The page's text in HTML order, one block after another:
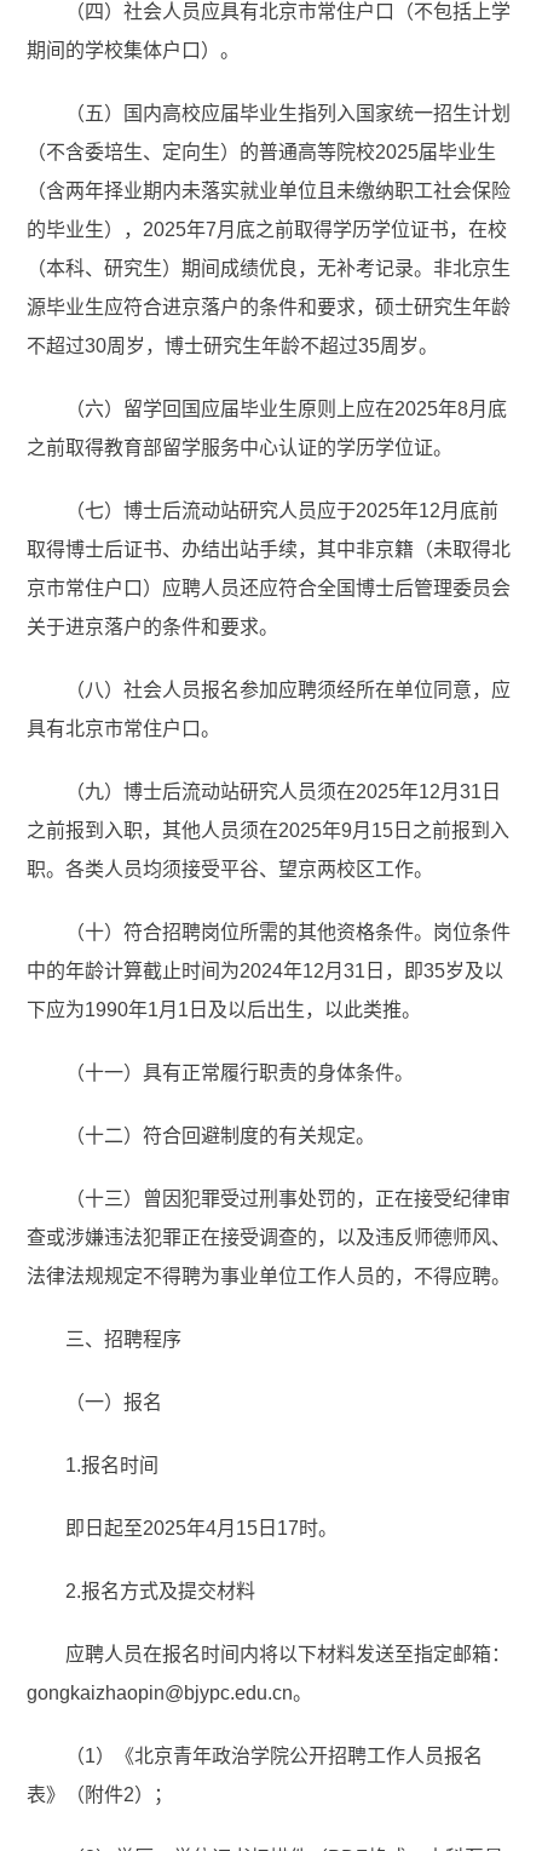
（四）社会人员应具有北京市常住户口（不包括上学
期间的学校集体户口）。
（五）国内高校应届毕业生指列入国家统一招生计划
（不含委培生、定向生）的普通高等院校2025届毕业生
（含两年择业期内未落实就业单位且未缴纳职工社会保险
的毕业生），2025年7月底之前取得学历学位证书，在校
（本科、研究生）期间成绩优良，无补考记录。非北京生
源毕业生应符合进京落户的条件和要求，硕士研究生年龄
不超过30周岁，博士研究生年龄不超过35周岁。
（六）留学回国应届毕业生原则上应在2025年8月底
之前取得教育部留学服务中心认证的学历学位证。
（七）博士后流动站研究人员应于2025年12月底前
取得博士后证书、办结出站手续，其中非京籍（未取得北
京市常住户口）应聘人员还应符合全国博士后管理委员会
关于进京落户的条件和要求。
（八）社会人员报名参加应聘须经所在单位同意，应
具有北京市常住户口。
（九）博士后流动站研究人员须在2025年12月31日
之前报到入职，其他人员须在2025年9月15日之前报到入
职。各类人员均须接受平谷、望京两校区工作。
（十）符合招聘岗位所需的其他资格条件。岗位条件
中的年龄计算截止时间为2024年12月31日，即35岁及以
下应为1990年1月1日及以后出生，以此类推。
（十一）具有正常履行职责的身体条件。
（十二）符合回避制度的有关规定。
（十三）曾因犯罪受过刑事处罚的，正在接受纪律审
查或涉嫌违法犯罪正在接受调查的，以及违反师德师风、
法律法规规定不得聘为事业单位工作人员的，不得应聘。
三、招聘程序
（一）报名
1.报名时间
即日起至2025年4月15日17时。
2.报名方式及提交材料
应聘人员在报名时间内将以下材料发送至指定邮箱：
gongkaizhaopin@bjypc.edu.cn。
（1）《北京青年政治学院公开招聘工作人员报名
表》（附件2）；